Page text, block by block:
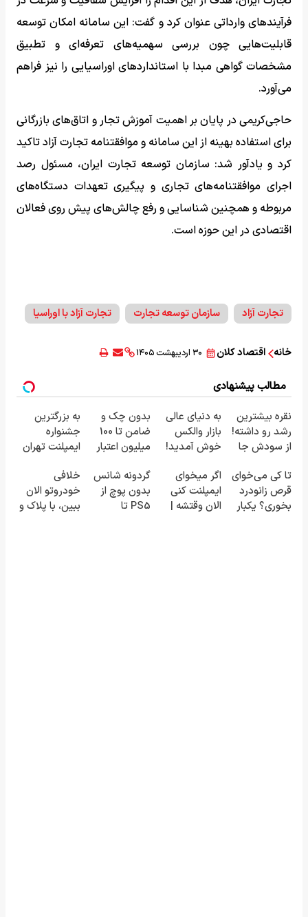
فرآیندهای وارداتی عنوان کرد و گفت: این سامانه امکان توسعه
قابلیت‌هایی چون بررسی سهمیه‌های تعرفه‌ای و تطبیق
مشخصات گواهی مبدا با استانداردهای اوراسیایی را نیز فراهم
می‌آورد.
حاجی‌کریمی در پایان بر اهمیت آموزش تجار و اتاق‌های بازرگانی
برای استفاده بهینه از این سامانه و موافقتنامه تجارت آزاد تاکید
کرد و یادآور شد: سازمان توسعه تجارت ایران، مسئول رصد
اجرای موافقتنامه‌های تجاری و پیگیری تعهدات دستگاه‌های
مربوطه و همچنین شناسایی و رفع چالش‌های پیش روی فعالان
اقتصادی در این حوزه است.
تجارت آزاد سازمان توسعه تجارت تجارت آزاد با اوراسیا
خانه اقتصاد کلان ۳۰ اردیبهشت ۱۴۰۵
مطالب پیشنهادی
نقره بیشترین
رشد رو داشته!
از سودش جا
به دنیای عالی
بازار والکس
خوش آمدید!
کنید!
بدون چک و
ضامن تا 100
میلیون اعتبار
به بزرگترین
جشنواره
ایمپلنت تهران
| فقط ۲۵
میلیون !
تا کی می‌خوای
قرص زانودرد
بخوری؟ یکبار
اگر میخوای
ایمپلنت کنی
الان وقتشه |
گردونه شانس
بدون پوچ از
PS5 تا
خلافی
خودروتو الان
ببین، با پلاک و